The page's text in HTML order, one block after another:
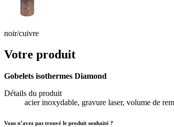
noir/cuivre
Votre produit
Gobelets isothermes Diamond
Détails du produit
acier inoxydable, gravure laser, volume de
Vous n’avez pas trouvé le produit souhaité ?